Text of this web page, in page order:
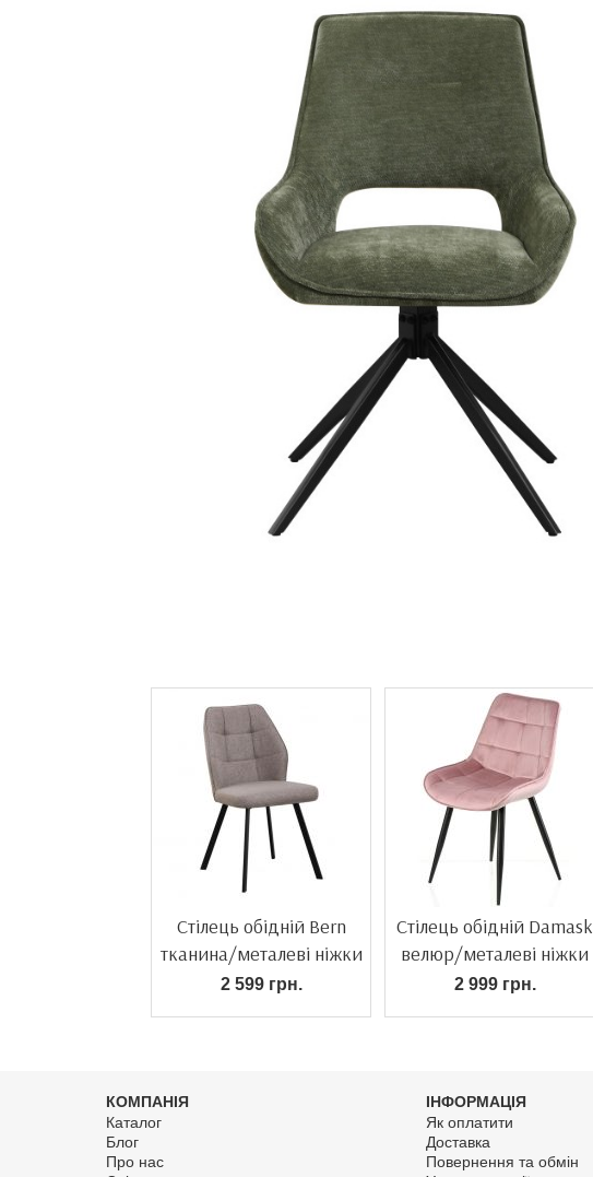
Стілець обідній Bern
тканина/металеві ніжки
2 599 грн.
Стілець обідній Damask
велюр/металеві ніжки
2 999 грн.
КОМПАНІЯ
Каталог
Блог
Про нас
ІНФОРМАЦІЯ
Як оплатити
Доставка
Повернення та обмін